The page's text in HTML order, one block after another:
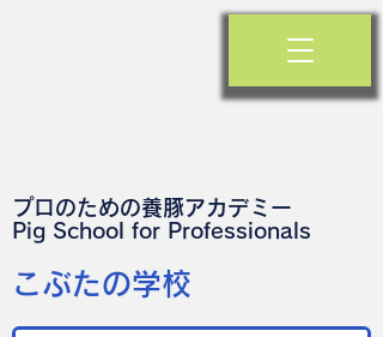
プロのための養豚アカデミー
​Pig School for Professionals
​こぶたの学校